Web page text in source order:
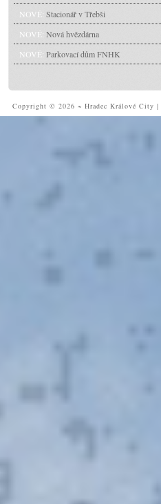
NOVÉ: Stacionář v Třebši
NOVÉ: Nová hvězdárna
NOVÉ: Parkovací dům FNHK
Copyright © 2026 ~ Hradec Králové City |